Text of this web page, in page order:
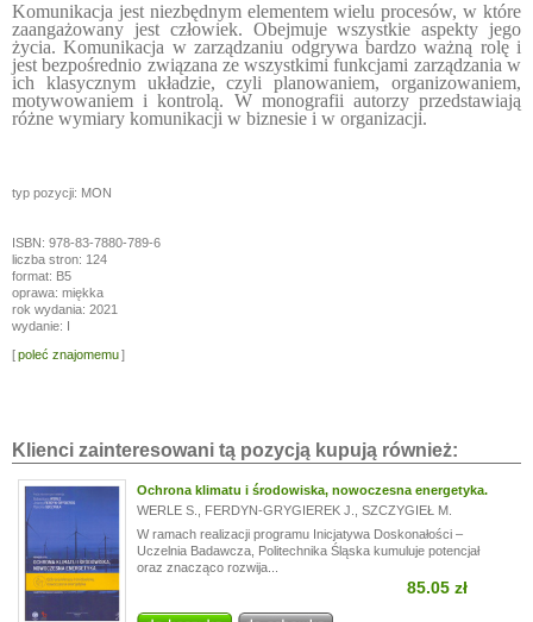
Komunikacja jest niezbędnym elementem wielu procesów, w które
zaangażowany jest człowiek. Obejmuje wszystkie aspekty jego
życia. Komunikacja w zarządzaniu odgrywa bardzo ważną rolę i
jest bezpośrednio związana ze wszystkimi funkcjami zarządzania w
ich klasycznym układzie, czyli planowaniem, organizowaniem,
motywowaniem i kontrolą. W monografii autorzy przedstawiają
różne wymiary komunikacji w biznesie i w organizacji.
typ pozycji: MON
ISBN: 978-83-7880-789-6
liczba stron: 124
format: B5
oprawa: miękka
rok wydania: 2021
wydanie: I
[poleć znajomemu]
Klienci zainteresowani tą pozycją kupują również:
Ochrona klimatu i środowiska, nowoczesna energetyka.
WERLE S.
FERDYN-GRYGIEREK J.
SZCZYGIEŁ M.
W ramach realizacji programu Inicjatywa Doskonałości –
Uczelnia Badawcza, Politechnika Śląska kumuluje potencjał
oraz znacząco rozwija...
85.05 zł